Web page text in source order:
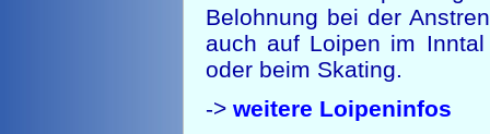
Belohnung bei der
auch auf Loipen im
oder beim Skating.
-> weitere Loipeninfos